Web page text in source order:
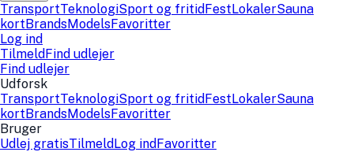
TransportTeknologiSport og fritidFestLokalerSauna
kortBrandsModelsFavoritter
Log ind
TilmeldFind udlejer
Find udlejer
Udforsk
TransportTeknologiSport og fritidFestLokalerSauna
kortBrandsModelsFavoritter
Bruger
Udlej gratisTilmeldLog indFavoritter